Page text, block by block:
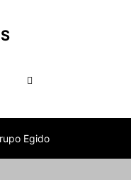
Egido